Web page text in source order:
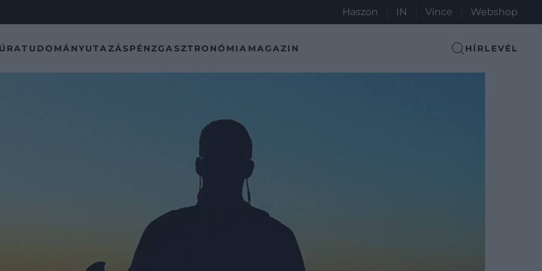
Haszon IN Vince Webshop
TUDOMÁNYUTAZÁSPÉNZGASZTRONÓMIA MAGAZIN HÍRLEVÉL